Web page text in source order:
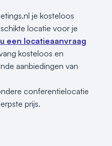
je kosteloos
locatie voor je
een locatieaanvraag
kosteloos en
aanbiedingen van
conferentielocatie
prijs.